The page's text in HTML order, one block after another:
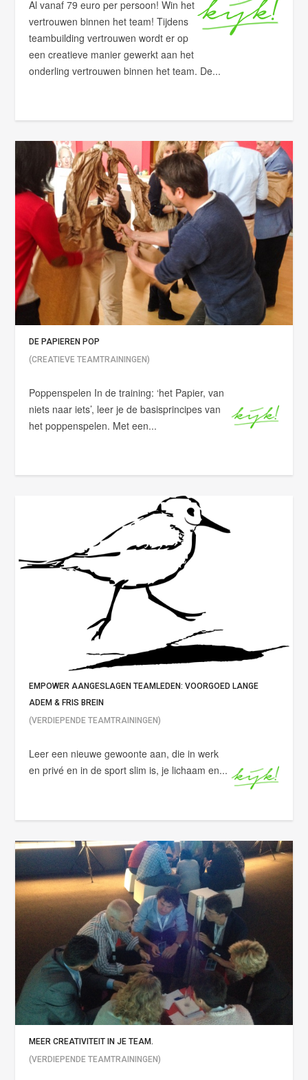
Al vanaf 79 euro per persoon! Win het
vertrouwen binnen het team! Tijdens
teambuilding vertrouwen wordt er op
een creatieve manier gewerkt aan het
onderling vertrouwen binnen het team. De...
DE PAPIEREN POP
(CREATIEVE TEAMTRAININGEN)
Poppenspelen In de training: ‘het Papier, van
niets naar iets’, leer je de basisprincipes van
het poppenspelen. Met een...
EMPOWER AANGESLAGEN TEAMLEDEN: VOORGOED LANGE
ADEM & FRIS BREIN
(VERDIEPENDE TEAMTRAININGEN)
Leer een nieuwe gewoonte aan, die in werk
en privé en in de sport slim is, je lichaam en...
MEER CREATIVITEIT IN JE TEAM.
(VERDIEPENDE TEAMTRAININGEN)